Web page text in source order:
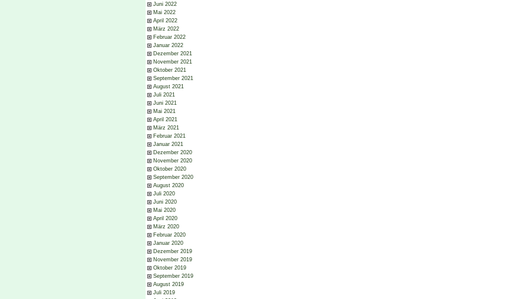
Juni 2022
Mai 2022
April 2022
März 2022
Februar 2022
Januar 2022
Dezember 2021
November 2021
Oktober 2021
September 2021
August 2021
Juli 2021
Juni 2021
Mai 2021
April 2021
März 2021
Februar 2021
Januar 2021
Dezember 2020
November 2020
Oktober 2020
September 2020
August 2020
Juli 2020
Juni 2020
Mai 2020
April 2020
März 2020
Februar 2020
Januar 2020
Dezember 2019
November 2019
Oktober 2019
September 2019
August 2019
Juli 2019